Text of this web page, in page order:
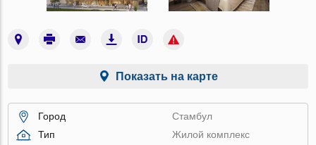
Показать на карте
Город
Стамбул
Тип
Жилой комплекс